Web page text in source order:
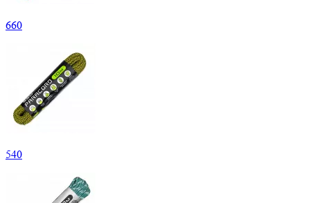
660
540